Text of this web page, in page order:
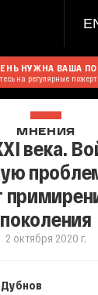
НУЖНА ВАША
на регулярные
МНЕНИЯ
века.
поколения
2 октября 2020 г.